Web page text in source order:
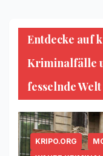
Entdecke auf
Kriminalfälle
fesselnde
KRIPO.ORG